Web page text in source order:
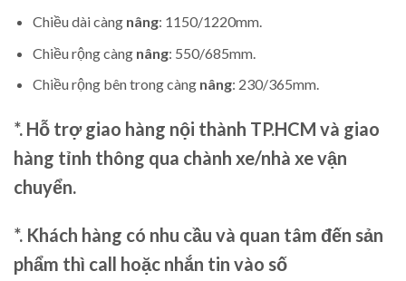
Chiều dài càng nâng: 1150/1220mm.
Chiều rộng càng nâng: 550/685mm.
Chiều rộng bên trong càng nâng: 230/365mm.
*. Hỗ trợ giao hàng nội thành TP.HCM và giao
hàng tỉnh thông qua chành xe/nhà xe vận
chuyển.
*. Khách hàng có nhu cầu và quan tâm đến sản
phẩm thì call hoặc nhắn tin vào số